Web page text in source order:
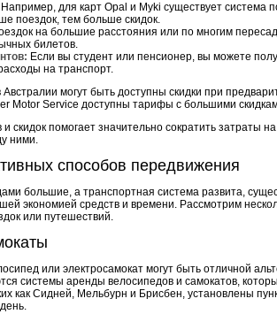
Например, для карт Opal и Myki существует система
поездок, тем больше скидок.
на большие расстояния или по многим
билетов.
Если вы студент или пенсионер, вы можете
на транспорт.
могут быть доступны скидки при
Motor Service доступны тарифы с большими
скидок помогает значительно сократить затраты
ними.
способов передвижения
большие, а транспортная система развита,
экономией средств и времени. Рассмотрим
или путешествий.
или электросамокат могут быть отличной
системы аренды велосипедов и самокатов,
как Сидней, Мельбурн и Брисбен, установлены